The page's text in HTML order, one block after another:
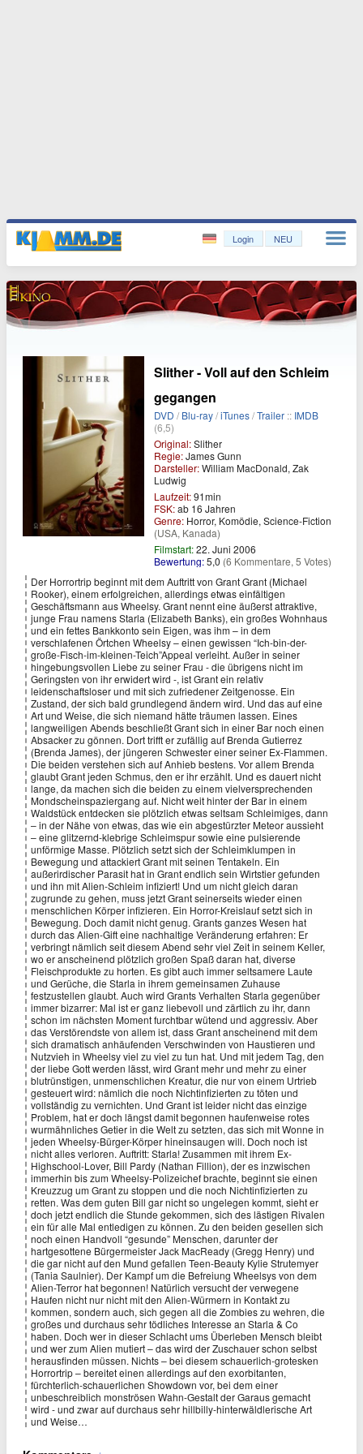
Login NEU
Slither - Voll auf den Schleim
gegangen
DVD /Blu-ray/iTunes/Trailer :: IMDB
(6,5)
Original:Slither
Regie:James Gunn
Darsteller:William MacDonald, Zak
Ludwig
Laufzeit:91min
FSK:ab 16 Jahren
Genre: Horror, Komödie, Science-Fiction
(USA, Kanada)
Filmstart:22. Juni 2006
Bewertung:5,0 (6 Kommentare, 5 Votes)
Der Horrortrip beginnt mit dem Auftritt von Grant Grant (Michael
Rooker), einem erfolgreichen, allerdings etwas einfältigen
Geschäftsmann aus Wheelsy. Grant nennt eine äußerst attraktive,
junge Frau namens Starla (Elizabeth Banks), ein großes Wohnhaus
und ein fettes Bankkonto sein Eigen, was ihm – in dem
verschlafenen Örtchen Wheelsy – einen gewissen “Ich-bin-der-
große-Fisch-im-kleinen-Teich”Appeal verleiht. Außer in seiner
hingebungsvollen Liebe zu seiner Frau - die übrigens nicht im
Geringsten von ihr erwidert wird -, ist Grant ein relativ
leidenschaftsloser und mit sich zufriedener Zeitgenosse. Ein
Zustand, der sich bald grundlegend ändern wird. Und das auf eine
Art und Weise, die sich niemand hätte träumen lassen. Eines
langweiligen Abends beschließt Grant sich in einer Bar noch einen
Absacker zu gönnen. Dort trifft er zufällig auf Brenda Gutierrez
(Brenda James), der jüngeren Schwester einer seiner Ex-Flammen.
Die beiden verstehen sich auf Anhieb bestens. Vor allem Brenda
glaubt Grant jeden Schmus, den er ihr erzählt. Und es dauert nicht
lange, da machen sich die beiden zu einem vielversprechenden
Mondscheinspaziergang auf. Nicht weit hinter der Bar in einem
Waldstück entdecken sie plötzlich etwas seltsam Schleimiges, dann
– in der Nähe von etwas, das wie ein abgestürzter Meteor aussieht
– eine glitzernd-klebrige Schleimspur sowie eine pulsierende
unförmige Masse. Plötzlich setzt sich der Schleimklumpen in
Bewegung und attackiert Grant mit seinen Tentakeln. Ein
außerirdischer Parasit hat in Grant endlich sein Wirtstier gefunden
und ihn mit Alien-Schleim infiziert! Und um nicht gleich daran
zugrunde zu gehen, muss jetzt Grant seinerseits wieder einen
menschlichen Körper infizieren. Ein Horror-Kreislauf setzt sich in
Bewegung. Doch damit nicht genug. Grants ganzes Wesen hat
durch das Alien-Gift eine nachhaltige Veränderung erfahren: Er
verbringt nämlich seit diesem Abend sehr viel Zeit in seinem Keller,
wo er anscheinend plötzlich großen Spaß daran hat, diverse
Fleischprodukte zu horten. Es gibt auch immer seltsamere Laute
und Gerüche, die Starla in ihrem gemeinsamen Zuhause
festzustellen glaubt. Auch wird Grants Verhalten Starla gegenüber
immer bizarrer: Mal ist er ganz liebevoll und zärtlich zu ihr, dann
schon im nächsten Moment furchtbar wütend und aggressiv. Aber
das Verstörendste von allem ist, dass Grant anscheinend mit dem
sich dramatisch anhäufenden Verschwinden von Haustieren und
Nutzvieh in Wheelsy viel zu viel zu tun hat. Und mit jedem Tag, den
der liebe Gott werden lässt, wird Grant mehr und mehr zu einer
blutrünstigen, unmenschlichen Kreatur, die nur von einem Urtrieb
gesteuert wird: nämlich die noch Nichtinfizierten zu töten und
vollständig zu vernichten. Und Grant ist leider nicht das einzige
Problem, hat er doch längst damit begonnen haufenweise rotes
wurmähnliches Getier in die Welt zu setzten, das sich mit Wonne in
jeden Wheelsy-Bürger-Körper hineinsaugen will. Doch noch ist
nicht alles verloren. Auftritt: Starla! Zusammen mit ihrem Ex-
Highschool-Lover, Bill Pardy (Nathan Fillion), der es inzwischen
immerhin bis zum Wheelsy-Polizeichef brachte, beginnt sie einen
Kreuzzug um Grant zu stoppen und die noch Nichtinfizierten zu
retten. Was dem guten Bill gar nicht so ungelegen kommt, sieht er
doch jetzt endlich die Stunde gekommen, sich des lästigen Rivalen
ein für alle Mal entledigen zu können. Zu den beiden gesellen sich
noch einen Handvoll “gesunde” Menschen, darunter der
hartgesottene Bürgermeister Jack MacReady (Gregg Henry) und
die gar nicht auf den Mund gefallen Teen-Beauty Kylie Strutemyer
(Tania Saulnier). Der Kampf um die Befreiung Wheelsys von dem
Alien-Terror hat begonnen! Natürlich versucht der verwegene
Haufen nicht nur nicht mit den Alien-Würmern in Kontakt zu
kommen, sondern auch, sich gegen all die Zombies zu wehren, die
großes und durchaus sehr tödliches Interesse an Starla & Co
haben. Doch wer in dieser Schlacht ums Überleben Mensch bleibt
und wer zum Alien mutiert – das wird der Zuschauer schon selbst
herausfinden müssen. Nichts – bei diesem schauerlich-grotesken
Horrortrip – bereitet einen allerdings auf den exorbitanten,
fürchterlich-schauerlichen Showdown vor, bei dem einer
unbeschreiblich monströsen Wahn-Gestalt der Garaus gemacht
wird - und zwar auf durchaus sehr hillbilly-hinterwäldlerische Art
und Weise…